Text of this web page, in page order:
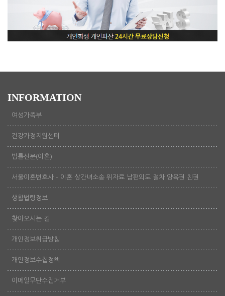
INFORMATION
여성가족부
건강가정지원센터
법률신문(이혼)
서울이혼변호사 - 이혼 상간녀소송 위자료 남편외도 절차 양육권 친권
생활법령정보
찾아오시는 길
개인정보취급방침
개인정보수집정책
이메일무단수집거부